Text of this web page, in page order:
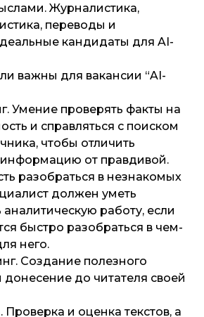
Журналистика,
переводы и
кандидаты для AI-
важны для вакансии “AI-
Умение проверять факты на
и справляться с поиском
чтобы отличить
от правдивой.
разобраться в незнакомых
должен уметь
работу, если
быстро разобраться в чем-
него.
Создание полезного
донесение до читателя своей
Проверка и оценка текстов, а